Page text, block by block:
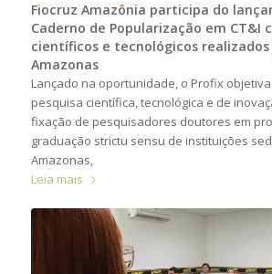
Fiocruz Amazônia participa do
Caderno de Popularização em CT&I
científicos e tecnológicos realizados
Amazonas
Lançado na oportunidade, o Profix
pesquisa científica, tecnológica e de
fixação de pesquisadores doutores em
graduação strictu sensu de instituições
Amazonas,
Leia mais